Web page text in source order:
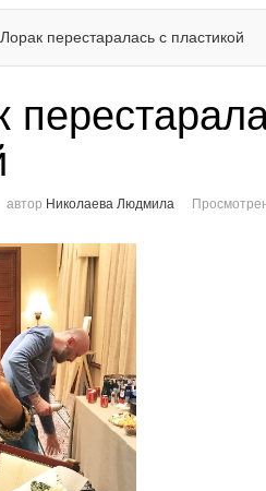
перестаралась с пластикой
автор Николаева Людмила